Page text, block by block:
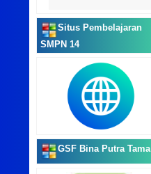
Situs Pembelajaran
SMPN 14
GSF Bina Putra Tama